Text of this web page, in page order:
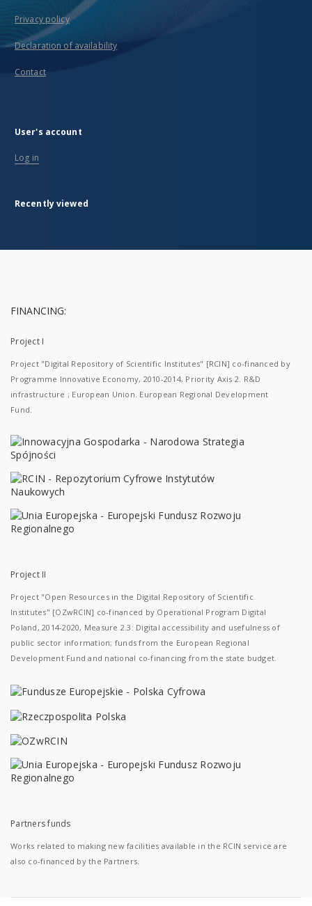
Privacy policy
Declaration of availability
Contact
User's account
Log in
Recently viewed
FINANCING:
Project I
Project "Digital Repository of Scientific Institutes" [RCIN] co-financed by
Programme Innovative Economy, 2010-2014, Priority Axis 2. R&D
infrastructure ; European Union. European Regional Development
Fund.
Project II
Project "Open Resources in the Digital Repository of Scientific
Institutes" [OZwRCIN] co-financed by Operational Program Digital
Poland, 2014-2020, Measure 2.3: Digital accessibility and usefulness of
public sector information; funds from the European Regional
Development Fund and national co-financing from the state budget.
Partners funds
Works related to making new facilities available in the RCIN service are
also co-financed by the Partners.